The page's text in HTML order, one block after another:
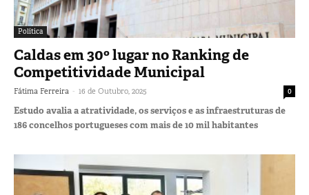
Política
Caldas em 30º lugar no Ranking de
Competitividade Municipal
Fátima Ferreira - 16 de Outubro, 2025 0
Estudo avalia a atratividade, os serviços e as infraestruturas de
186 concelhos portugueses com mais de 10 mil habitantes